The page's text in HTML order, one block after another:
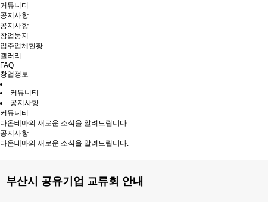
커뮤니티
공지사항
공지사항
창업둥지
입주업체현황
갤러리
FAQ
창업정보
커뮤니티
공지사항
커뮤니티
다온테마의 새로운 소식을 알려드립니다.
공지사항
다온테마의 새로운 소식을 알려드립니다.
부산시 공유기업 교류회 안내